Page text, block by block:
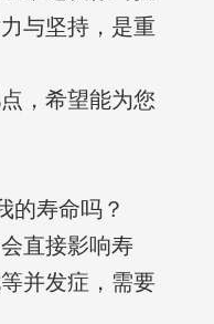
与坚持，是重
，希望能为您
的寿命吗？
直接影响寿
并发症，需要